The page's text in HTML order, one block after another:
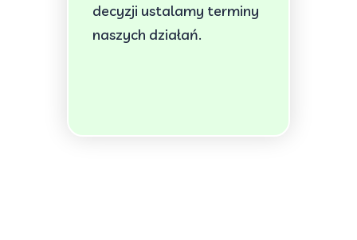
decyzji ustalamy terminy
naszych działań.